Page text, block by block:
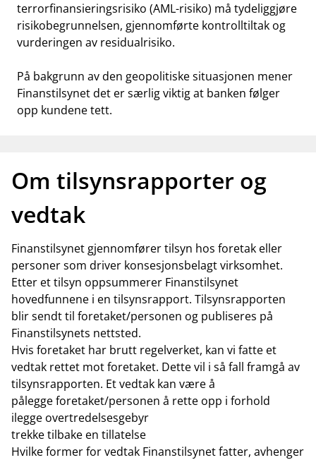
terrorfinansieringsrisiko (AML-risiko) må tydeliggjøre
risikobegrunnelsen, gjennomførte kontrolltiltak og
vurderingen av residualrisiko.
På bakgrunn av den geopolitiske situasjonen mener
Finanstilsynet det er særlig viktig at banken følger
opp kundene tett.
Om tilsynsrapporter og
vedtak
Finanstilsynet gjennomfører tilsyn hos foretak eller
personer som driver konsesjonsbelagt virksomhet.
Etter et tilsyn oppsummerer Finanstilsynet
hovedfunnene i en tilsynsrapport. Tilsynsrapporten
blir sendt til foretaket/personen og publiseres på
Finanstilsynets nettsted.
Hvis foretaket har brutt regelverket, kan vi fatte et
vedtak rettet mot foretaket. Dette vil i så fall framgå av
tilsynsrapporten. Et vedtak kan være å
pålegge foretaket/personen å rette opp i forhold
ilegge overtredelsesgebyr
trekke tilbake en tillatelse
Hvilke former for vedtak Finanstilsynet fatter, avhenger